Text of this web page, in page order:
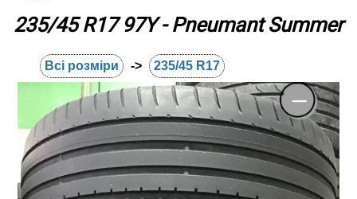
235/45 R17 97Y - Pneumant Summer
Всі розміри -> 235/45 R17